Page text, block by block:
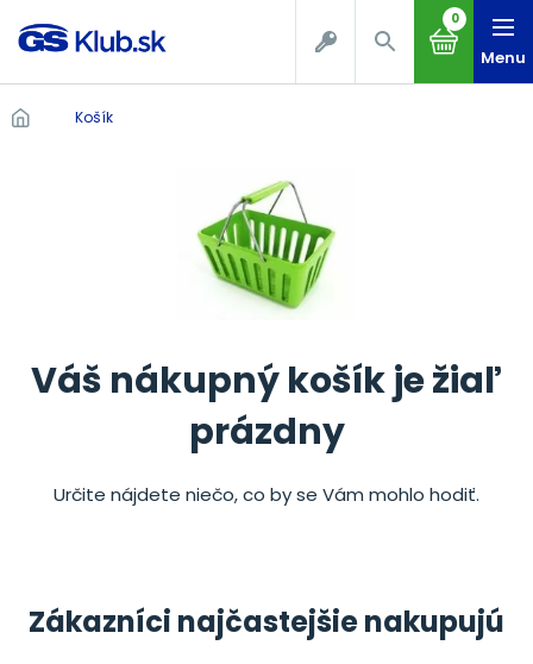
0
Menu
Košík
Váš nákupný košík je žiaľ
prázdny
Určite nájdete niečo, co by se Vám mohlo hodiť.
Zákazníci najčastejšie nakupujú